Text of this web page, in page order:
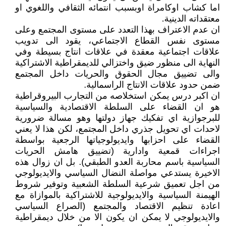
اما كشاب اوكامراة اوبسبب انتمائه الثقافي واللغوي او
معتقداته الدينية.
ان عدم الاعتراف بهذا التعدد على مستوى المجتمع وعلى
مستوى نفس القطاع الاجتماعي، يقود الى تدويب
علاقات اجتماعية معقدة في علاقات انتاج بسيطة وفي
النهاية الى منظور ضيق واختزالي للديمقراطية الاشتراكية
والى تضييق مجال الحقوق والحريات داخل المجتمع
ضمن حدود علاقات الانتاج الراسمالية.
ان اكبر درس يمكن استخلاصه من التجارب البيروقراطية
هو ان القضاء على السلطة الاقتصادية والسياسية
للبرجوازية اي تفكيك جهاز دولتها وهو مسالة ضرورية
لاحدات اي تحويل جذري داخل المجتمع، لكن هذا لا يعني
القضاء على احزابها وايديولوجياتها الرجعية بواسطة
اجراءات قمعية وادارية (تضييق هامش الحريات
السياسية باسم محاربة العدو الطبقي). بل ان زوال هذه
الاخيرة يستدعي مواصلة النضال السياسي والايديولوجي
من اجل تعميق شرعية السلطة الشعبية وتوفير شروط
الهيمنة السياسية والايديولوجية للاشتراكية بالموازاة مع
اعادة تنظيم الاقتصاد والمجتمع (الصراع السياسي
والايديولوجي لا يمكن ان يكون الا من خلال ديمقراطية